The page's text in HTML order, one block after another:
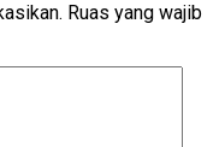
Ruas yang wajib